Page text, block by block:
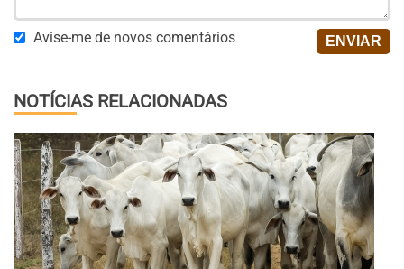
Avise-me de novos comentários
NOTÍCIAS RELACIONADAS